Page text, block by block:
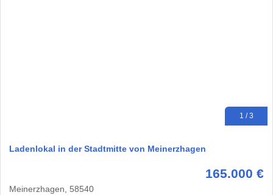
1 / 3
Ladenlokal in der Stadtmitte von Meinerzhagen
165.000 €
Meinerzhagen, 58540